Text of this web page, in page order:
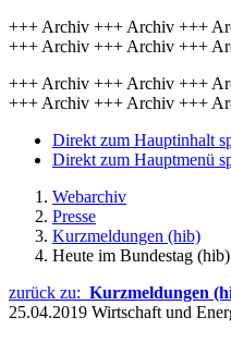
+++ Archiv +++ Archiv +++
+++ Archiv +++ Archiv +++
+++ Archiv +++ Archiv +++
+++ Archiv +++ Archiv +++
Direkt zum Hauptinhalt
Direkt zum Hauptmenü
Webarchiv
Presse
Kurzmeldungen (hib)
Heute im Bundestag (hib)
zurück zu: Kurzmeldungen
25.04.2019 Wirtschaft und